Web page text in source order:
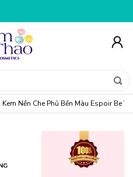
- GIẢM NGAY 25K
Kem Nền Che Phủ Bền Màu Espoir Be